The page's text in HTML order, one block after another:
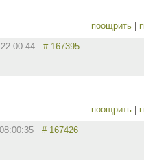
поощрить
22:00:44 # 167395
поощрить
# 167426